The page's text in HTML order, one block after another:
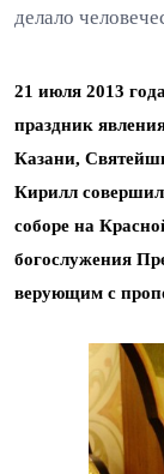
делало
21 июля 2013
праздник
Казани,
Кирилл
соборе на
богослужения
верующим с